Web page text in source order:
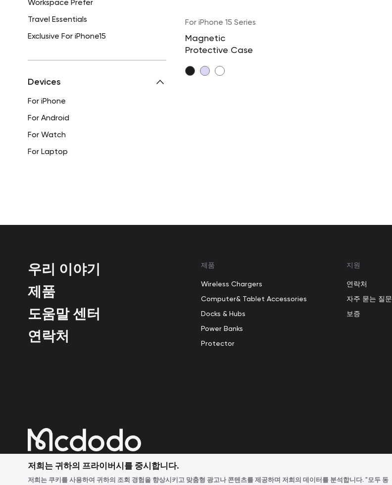
Workspace Prefer
Travel Essentials
Exclusive For iPhone15
Devices
For iPhone
For Android
For Watch
For Laptop
For iPhone 15 Series
Magnetic
Protective Case
우리 이야기
제품
도움말 센터
연락처
제품
Wireless Chargers
Computer& Tablet Accessories
Docks & Hubs
Power Banks
Protector
지원
연락처
자주 묻는 질문
보증
저희는 귀하의 프라이버시를 중시합니다.
저희는 쿠키를 사용하여 귀하의 조회 경험을 향상시키고 맞춤형 광고나 콘텐츠를 제공하며 저희의 데이터를 분석합니다. "모두 동